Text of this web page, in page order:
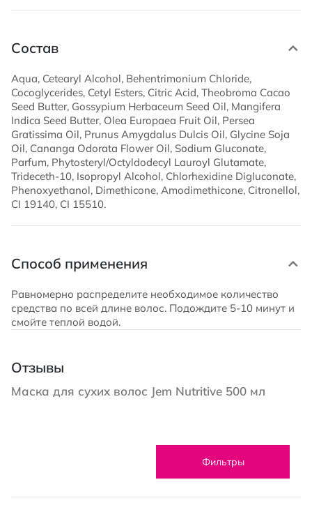
Состав
Aqua, Cetearyl Alcohol, Behentrimonium Chloride,
Cocoglycerides, Cetyl Esters, Citric Acid, Theobroma Cacao
Seed Butter, Gossypium Herbaceum Seed Oil, Mangifera
Indica Seed Butter, Olea Europaea Fruit Oil, Persea
Gratissima Oil, Prunus Amygdalus Dulcis Oil, Glycine Soja
Oil, Cananga Odorata Flower Oil, Sodium Gluconate,
Parfum, Phytosteryl/Octyldodecyl Lauroyl Glutamate,
Trideceth-10, Isopropyl Alcohol, Chlorhexidine Digluconate,
Phenoxyethanol, Dimethicone, Amodimethicone, Citronellol,
CI 19140, CI 15510.
Способ применения
Равномерно распределите необходимое количество
средства по всей длине волос. Подождите 5-10 минут и
смойте теплой водой.
Отзывы
Маска для сухих волос Jem Nutritive 500 мл
Фильтры